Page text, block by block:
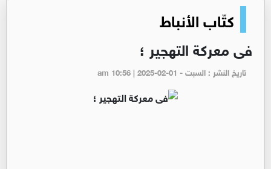
كتّاب الأنباط
فى معركة التهجير ؛
تاريخ النشر : السبت - am 10:56 | 2025-02-01